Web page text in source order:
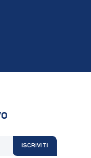
ISCRIVITI